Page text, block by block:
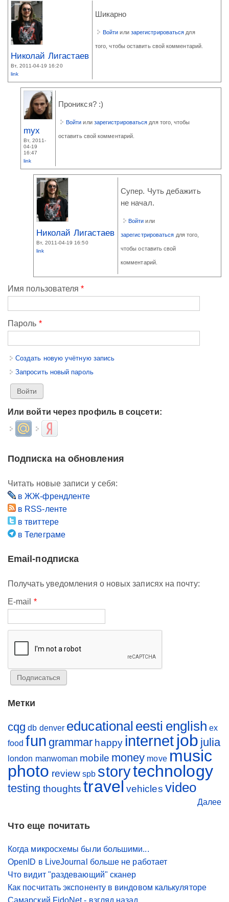
Николай Лигастаев
Вт, 2011-04-19 16:20
link
Шикарно
Войти или зарегистрироваться для
того, чтобы оставить свой комментарий.
myx
Вт, 2011-
04-19
16:47
link
Проникся? :)
Войти или зарегистрироваться для того, чтобы
оставить свой комментарий.
Николай Лигастаев
Вт, 2011-04-19 16:50
link
Супер. Чуть дебажить
не начал.
Войти или
зарегистрироваться для того,
чтобы оставить свой
комментарий.
Имя пользователя*
Пароль *
Создать новую учётную запись
Запросить новый пароль
Или войти через профиль в соцсети:
Login with Mail.ruLogin with Яндекс
Подписка на обновления
Читать новые записи у себя:
в ЖЖ-френдленте
в RSS-ленте
в твиттере
в Телеграме
Email-подписка
Получать уведомления о новых записях на почту:
E-mail *
Метки
cqg db denver educational eesti english ex
food fun grammar happy internet job julia
london manwoman mobile money move music
photo review spb storytechnology
testing thoughts travel vehicles video
Далее
Что еще почитать
Когда микросхемы были большими...
OpenID в LiveJournal больше не работает
Что видит "раздевающий" сканер
Как посчитать экспоненту в виндовом калькуляторе
Самарский FidoNet - взгляд назад